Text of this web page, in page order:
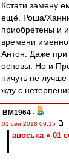
Кстати замену
ещё. Роша/
приобретены и
времени
Антон. Даже при
основы. Но и
ничуть не
жду с
BM1964 -
01 сен 2018 09:15
авоська » 01